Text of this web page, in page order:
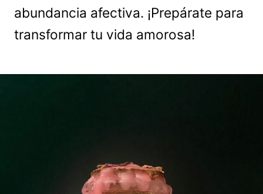
abundancia afectiva. ¡Prepárate para
transformar tu vida amorosa!